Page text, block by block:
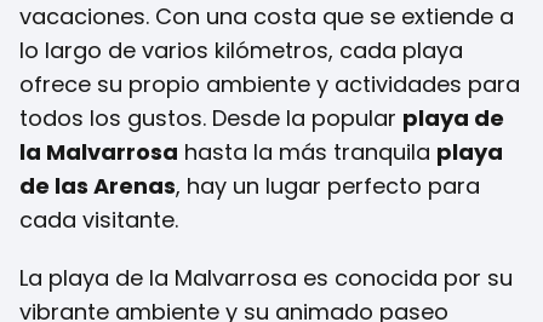
vacaciones. Con una costa que se extiende a
lo largo de varios kilómetros, cada playa
ofrece su propio ambiente y actividades para
todos los gustos. Desde la popular playa de
la Malvarrosa hasta la más tranquila playa
de las Arenas, hay un lugar perfecto para
cada visitante.
La playa de la Malvarrosa es conocida por su
vibrante ambiente y su animado paseo